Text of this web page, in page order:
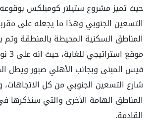
حيث تميز مشروع ستيلار كومبلكس
التسعين الجنوبي وهذا ما يجعله على
المناطق السكنية المحيطة بالمنطقة وتم
فيس المبنى وبجانب الأهلي صبور ويطل
شارع التسعين الجنوبي من كل الاتجاهات،
المناطق الهامة الأخرى والتي سنذكرها
القادمة.